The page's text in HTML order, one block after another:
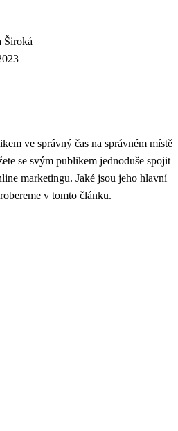
Široká
ve správný čas na správném místě
se svým publikem jednoduše spojit
marketingu. Jaké jsou jeho hlavní
v tomto článku.